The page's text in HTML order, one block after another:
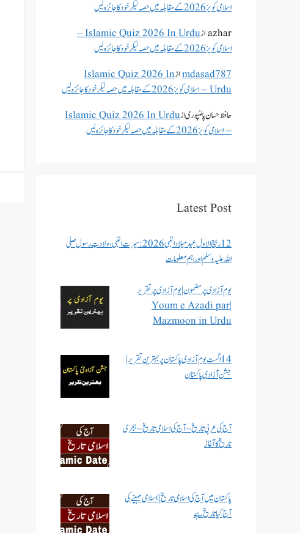
اسلامی کویز 2026 کے مقابلہ میں حصہ لیکر خود کا جائزہ لیں
azharاز
Islamic Quiz 2026 In Urdu –
اسلامی کویز 2026 کے مقابلہ میں حصہ لیکر خود کا جائزہ لیں
mdasad787ازIslamic Quiz 2026 In
Urdu – اسلامی کویز 2026 کے مقابلہ میں حصہ لیکر خود کا جائزہ لیں
حافظ حسان پالنپوریازIslamic Quiz 2026 In Urdu
– اسلامی کویز 2026 کے مقابلہ میں حصہ لیکر خود کا جائزہ لیں
Latest Post
12 ربیع الاول عید میلاد النبی 2026: سیرت النبی، ولادتِ رسول صلی
اللہ علیہ وسلم اور اہم معلومات
یوم آزادی پر مضمون | یوم آزادی پر تقریر
| Youm e Azadi par
Mazmoon in Urdu
14 اگست یوم آزادی پاکستان پر بہترین تقریر |
جشن آزادی پاکستان
آج کی عربی تاریخ – آج کی اسلامی تاریخ – ہجری
تاریخ کا آغاز
پاکستان میں آج کی اسلامی تاریخ || اسلامی مہینے کی
آج کیا تاریخ ہے